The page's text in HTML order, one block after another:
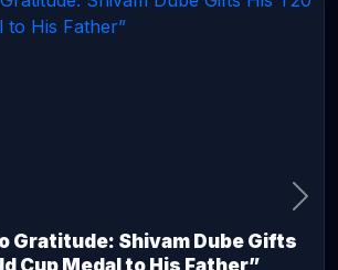
Gratitude: Shivam Dube Gifts
Cup Medal to His Father”